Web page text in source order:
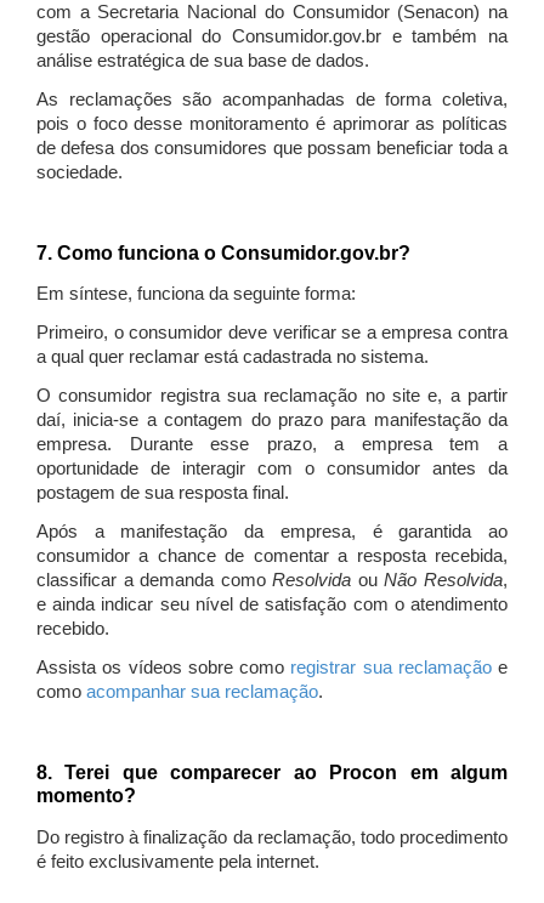
com a Secretaria Nacional do Consumidor (Senacon) na
gestão operacional do Consumidor.gov.br e também na
análise estratégica de sua base de dados.
As reclamações são acompanhadas de forma coletiva,
pois o foco desse monitoramento é aprimorar as políticas
de defesa dos consumidores que possam beneficiar toda a
sociedade.
7. Como funciona o Consumidor.gov.br?
Em síntese, funciona da seguinte forma:
Primeiro, o consumidor deve verificar se a empresa contra
a qual quer reclamar está cadastrada no sistema.
O consumidor registra sua reclamação no site e, a partir
daí, inicia-se a contagem do prazo para manifestação da
empresa. Durante esse prazo, a empresa tem a
oportunidade de interagir com o consumidor antes da
postagem de sua resposta final.
Após a manifestação da empresa, é garantida ao
consumidor a chance de comentar a resposta recebida,
classificar a demanda comoResolvida ouNão Resolvida,
e ainda indicar seu nível de satisfação com o atendimento
recebido.
Assista os vídeos sobre como registrar sua reclamaçãoe
como acompanhar sua reclamação.
8. Terei que comparecer ao Procon em algum
momento?
Do registro à finalização da reclamação, todo procedimento
é feito exclusivamente pela internet.